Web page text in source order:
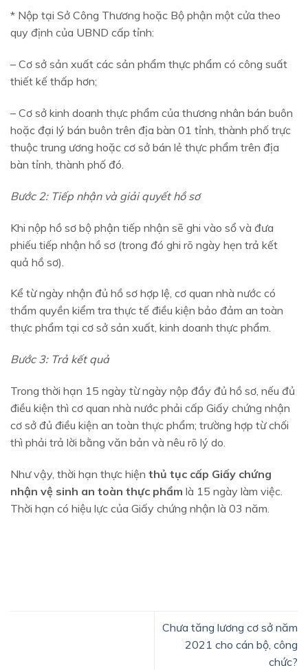
* Nộp tại Sở Công Thương hoặc Bộ phận một cửa theo
quy định của UBND cấp tỉnh:
– Cơ sở sản xuất các sản phẩm thực phẩm có công suất
thiết kế thấp hơn;
– Cơ sở kinh doanh thực phẩm của thương nhân bán buôn
hoặc đại lý bán buôn trên địa bàn 01 tỉnh, thành phố trực
thuộc trung ương hoặc cơ sở bán lẻ thực phẩm trên địa
bàn tỉnh, thành phố đó.
Bước 2: Tiếp nhận và giải quyết hồ sơ
Khi nộp hồ sơ bộ phận tiếp nhận sẽ ghi vào sổ và đưa
phiếu tiếp nhận hồ sơ (trong đó ghi rõ ngày hẹn trả kết
quả hồ sơ).
Kể từ ngày nhận đủ hồ sơ hợp lệ, cơ quan nhà nước có
thẩm quyền kiểm tra thực tế điều kiện bảo đảm an toàn
thực phẩm tại cơ sở sản xuất, kinh doanh thực phẩm.
Bước 3: Trả kết quả
Trong thời hạn 15 ngày từ ngày nộp đầy đủ hồ sơ, nếu đủ
điều kiện thì cơ quan nhà nước phải cấp Giấy chứng nhận
cơ sở đủ điều kiện an toàn thực phẩm; trường hợp từ chối
thì phải trả lời bằng văn bản và nêu rõ lý do.
Như vậy, thời hạn thực hiện thủ tục cấp Giấy chứng
nhận vệ sinh an toàn thực phẩm là 15 ngày làm việc.
Thời hạn có hiệu lực của Giấy chứng nhận là 03 năm.
Chưa tăng lương cơ sở năm
2021 cho cán bộ, công
chức?